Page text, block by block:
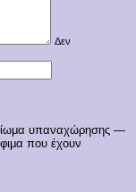
Δεν
υπαναχώρησης —
που έχουν